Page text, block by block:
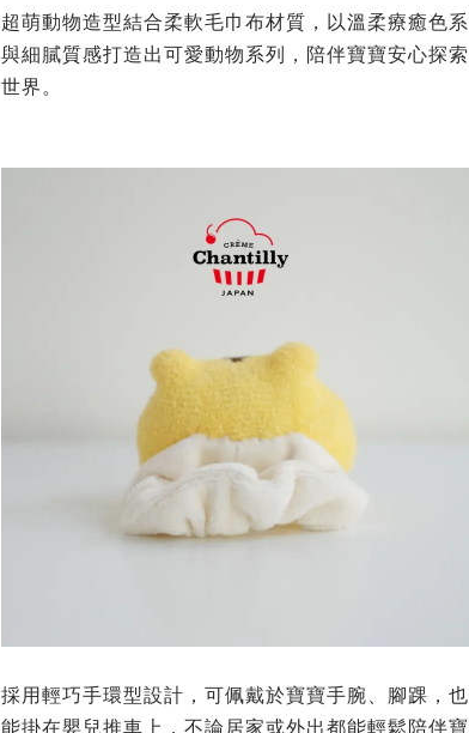
超萌動物造型結合柔軟毛巾布材質，以溫柔療癒色系
與細膩質感打造出可愛動物系列，陪伴寶寶安心探索
世界。
採用輕巧手環型設計，可佩戴於寶寶手腕、腳踝，也
能掛在嬰兒推車上，不論居家或外出都能輕鬆陪伴寶